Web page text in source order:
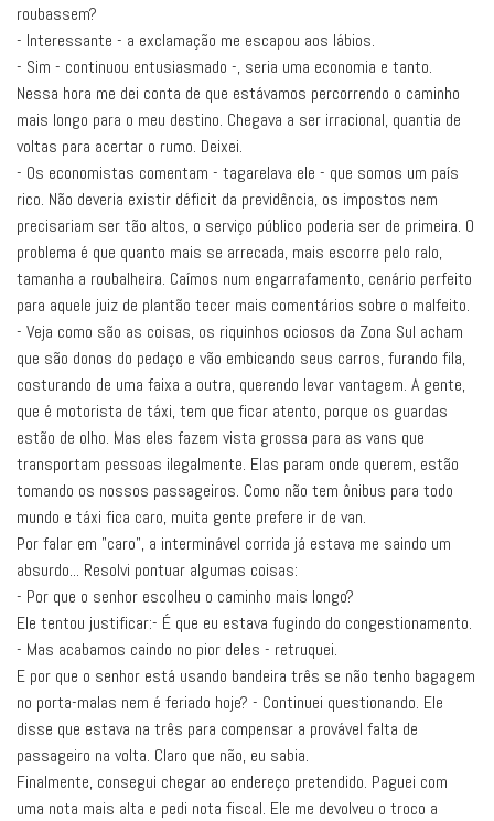
roubassem?
- Interessante - a exclamação me escapou aos lábios.
- Sim - continuou entusiasmado -, seria uma economia e tanto.
Nessa hora me dei conta de que estávamos percorrendo o caminho
mais longo para o meu destino. Chegava a ser irracional, quantia de
voltas para acertar o rumo. Deixei.
- Os economistas comentam - tagarelava ele - que somos um país
rico. Não deveria existir déficit da previdência, os impostos nem
precisariam ser tão altos, o serviço público poderia ser de primeira. O
problema é que quanto mais se arrecada, mais escorre pelo ralo,
tamanha a roubalheira. Caímos num engarrafamento, cenário perfeito
para aquele juiz de plantão tecer mais comentários sobre o malfeito.
- Veja como são as coisas, os riquinhos ociosos da Zona Sul acham
que são donos do pedaço e vão embicando seus carros, furando fila,
costurando de uma faixa a outra, querendo levar vantagem. A gente,
que é motorista de táxi, tem que ficar atento, porque os guardas
estão de olho. Mas eles fazem vista grossa para as vans que
transportam pessoas ilegalmente. Elas param onde querem, estão
tomando os nossos passageiros. Como não tem ônibus para todo
mundo e táxi fica caro, muita gente prefere ir de van.
Por falar em "caro", a interminável corrida já estava me saindo um
absurdo... Resolvi pontuar algumas coisas:
- Por que o senhor escolheu o caminho mais longo?
Ele tentou justificar:- É que eu estava fugindo do congestionamento.
- Mas acabamos caindo no pior deles - retruquei.
E por que o senhor está usando bandeira três se não tenho bagagem
no porta-malas nem é feriado hoje? - Continuei questionando. Ele
disse que estava na três para compensar a provável falta de
passageiro na volta. Claro que não, eu sabia.
Finalmente, consegui chegar ao endereço pretendido. Paguei com
uma nota mais alta e pedi nota fiscal. Ele me devolveu o troco a